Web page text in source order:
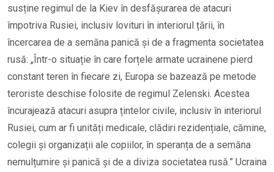
susține regimul de la Kiev în desfășurarea de atacuri
împotriva Rusiei, inclusiv lovituri în interiorul țării, în
încercarea de a semăna panică și de a fragmenta societatea
rusă: „Într-o situație în care forțele armate ucrainene pierd
constant teren în fiecare zi, Europa se bazează pe metode
teroriste deschise folosite de regimul Zelenski. Acestea
încurajează atacuri asupra țintelor civile, inclusiv în interiorul
Rusiei, cum ar fi unități medicale, clădiri rezidențiale, cămine,
colegii și organizații ale copiilor, în speranța de a semăna
nemulțumire și panică și de a diviza societatea rusă.” Ucraina